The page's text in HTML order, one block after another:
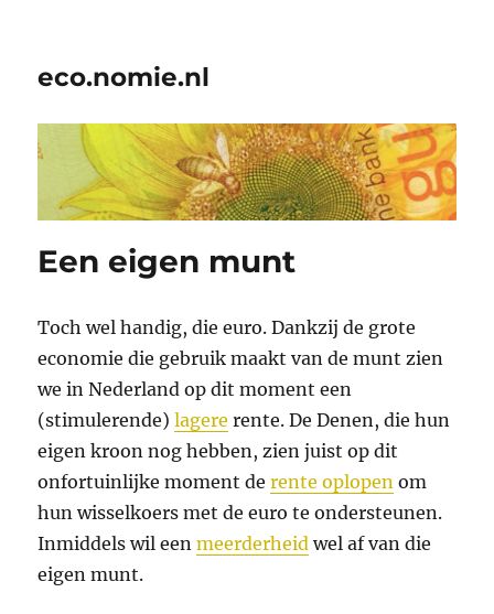
eco.nomie.nl
Een eigen munt
Toch wel handig, die euro. Dankzij de grote
economie die gebruik maakt van de munt zien
we in Nederland op dit moment een
(stimulerende)lagere rente. De Denen, die hun
eigen kroon nog hebben, zien juist op dit
onfortuinlijke moment derente oplopen om
hun wisselkoers met de euro te ondersteunen.
Inmiddels wil eenmeerderheid wel af van die
eigen munt.